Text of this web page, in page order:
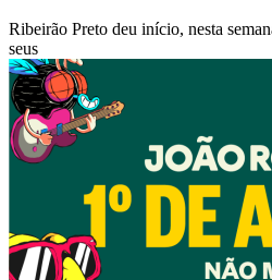
Ribeirão Preto deu início, nesta
seus